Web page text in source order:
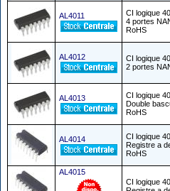
AL4011
CI logique
4 portes
RoHS
AL4012
CI logique
2 portes
AL4013
CI logique
Double
RoHS
AL4014
CI logique
Registre a
RoHS
AL4015
CI logique